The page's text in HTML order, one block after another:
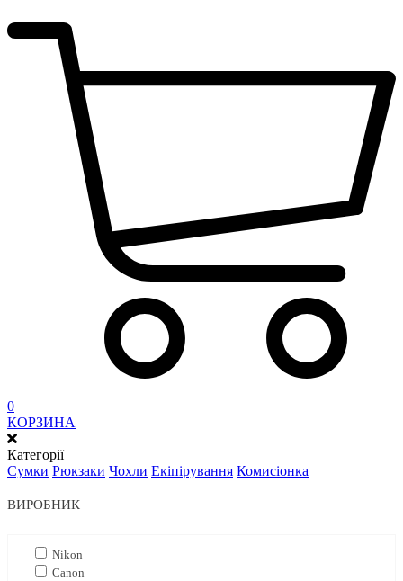
0
КОРЗИНА
Категорії
Сумки Рюкзаки Чохли Екіпірування Комисіонка
ВИРОБНИК
Nikon
Canon